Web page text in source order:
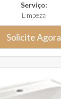
Serviço:
Limpeza
Solicite Agora